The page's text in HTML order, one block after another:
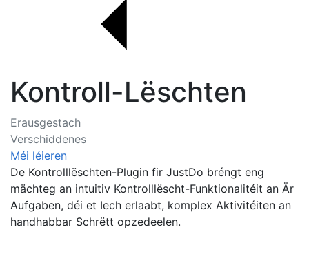
Kontroll-Lëschten
Erausgestach
Verschiddenes
Méi léieren
De Kontrolllëschten-Plugin fir JustDo bréngt eng
mächteg an intuitiv Kontrolllëscht-Funktionalitéit an Är
Aufgaben, déi et Iech erlaabt, komplex Aktivitéiten an
handhabbar Schrëtt opzedeelen.